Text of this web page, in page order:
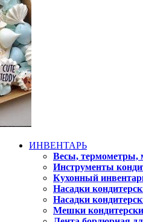
ИНВЕНТАРЬ
Весы, термометры,
Инструменты
Кухонный
Насадки
Насадки
Мешки